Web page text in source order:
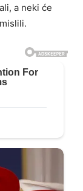
a neki će